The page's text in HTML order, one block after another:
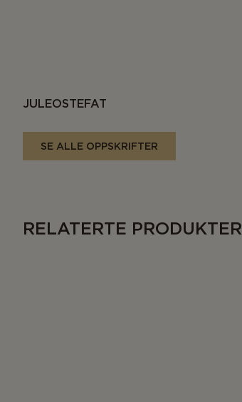
JULEOSTEFAT
SE ALLE OPPSKRIFTER
RELATERTE PRODUKTER